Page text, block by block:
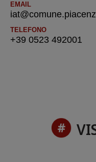
EMAIL
TELEFONO
+39 0523 492001